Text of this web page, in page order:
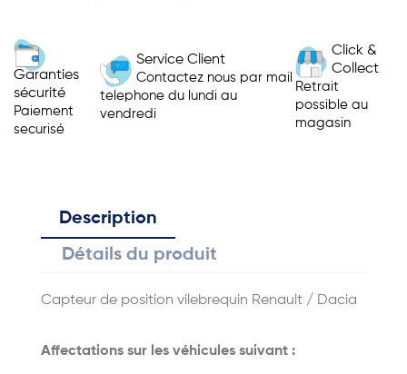
Garanties
sécurité
Paiement
securisé
Service Client
Contactez nous par mail
telephone du lundi au
vendredi
Click &
Collect
Retrait
possible au
magasin
Description
Détails du produit
Capteur de position vilebrequin Renault / Dacia
Affectations sur les véhicules suivant :